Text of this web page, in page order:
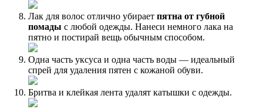
Лак для волос отлично убирает пятна от губной
помады с любой одежды. Нанеси немного лака на
пятно и постирай вещь обычным способом.
Одна часть уксуса и одна часть воды — идеальный
спрей для удаления пятен с кожаной обуви.
Бритва и клейкая лента удалят катышки с одежды.